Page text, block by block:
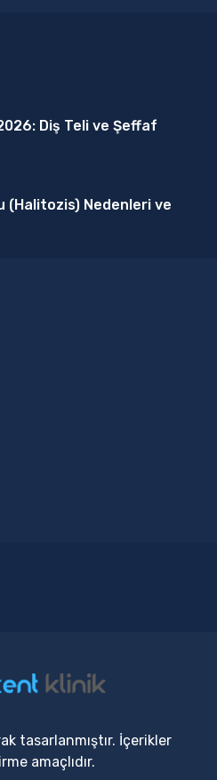
Diş Teli ve Şeffaf
(Halitozis) Nedenleri ve
tasarlanmıştır. İçerikler
amaçlıdır.